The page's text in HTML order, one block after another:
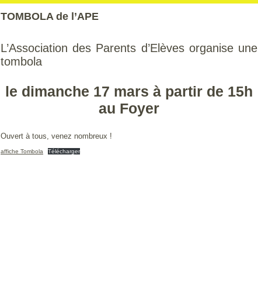
TOMBOLA de l’APE
L’Association des Parents d’Elèves organise une
tombola
le dimanche 17 mars à partir de 15h
au Foyer
Ouvert à tous, venez nombreux !
affiche Tombola Télécharger